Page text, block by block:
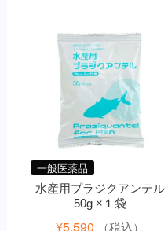
一般医薬品
水産用プラジクアンテル
50g ×１袋
¥5,590 （税込）